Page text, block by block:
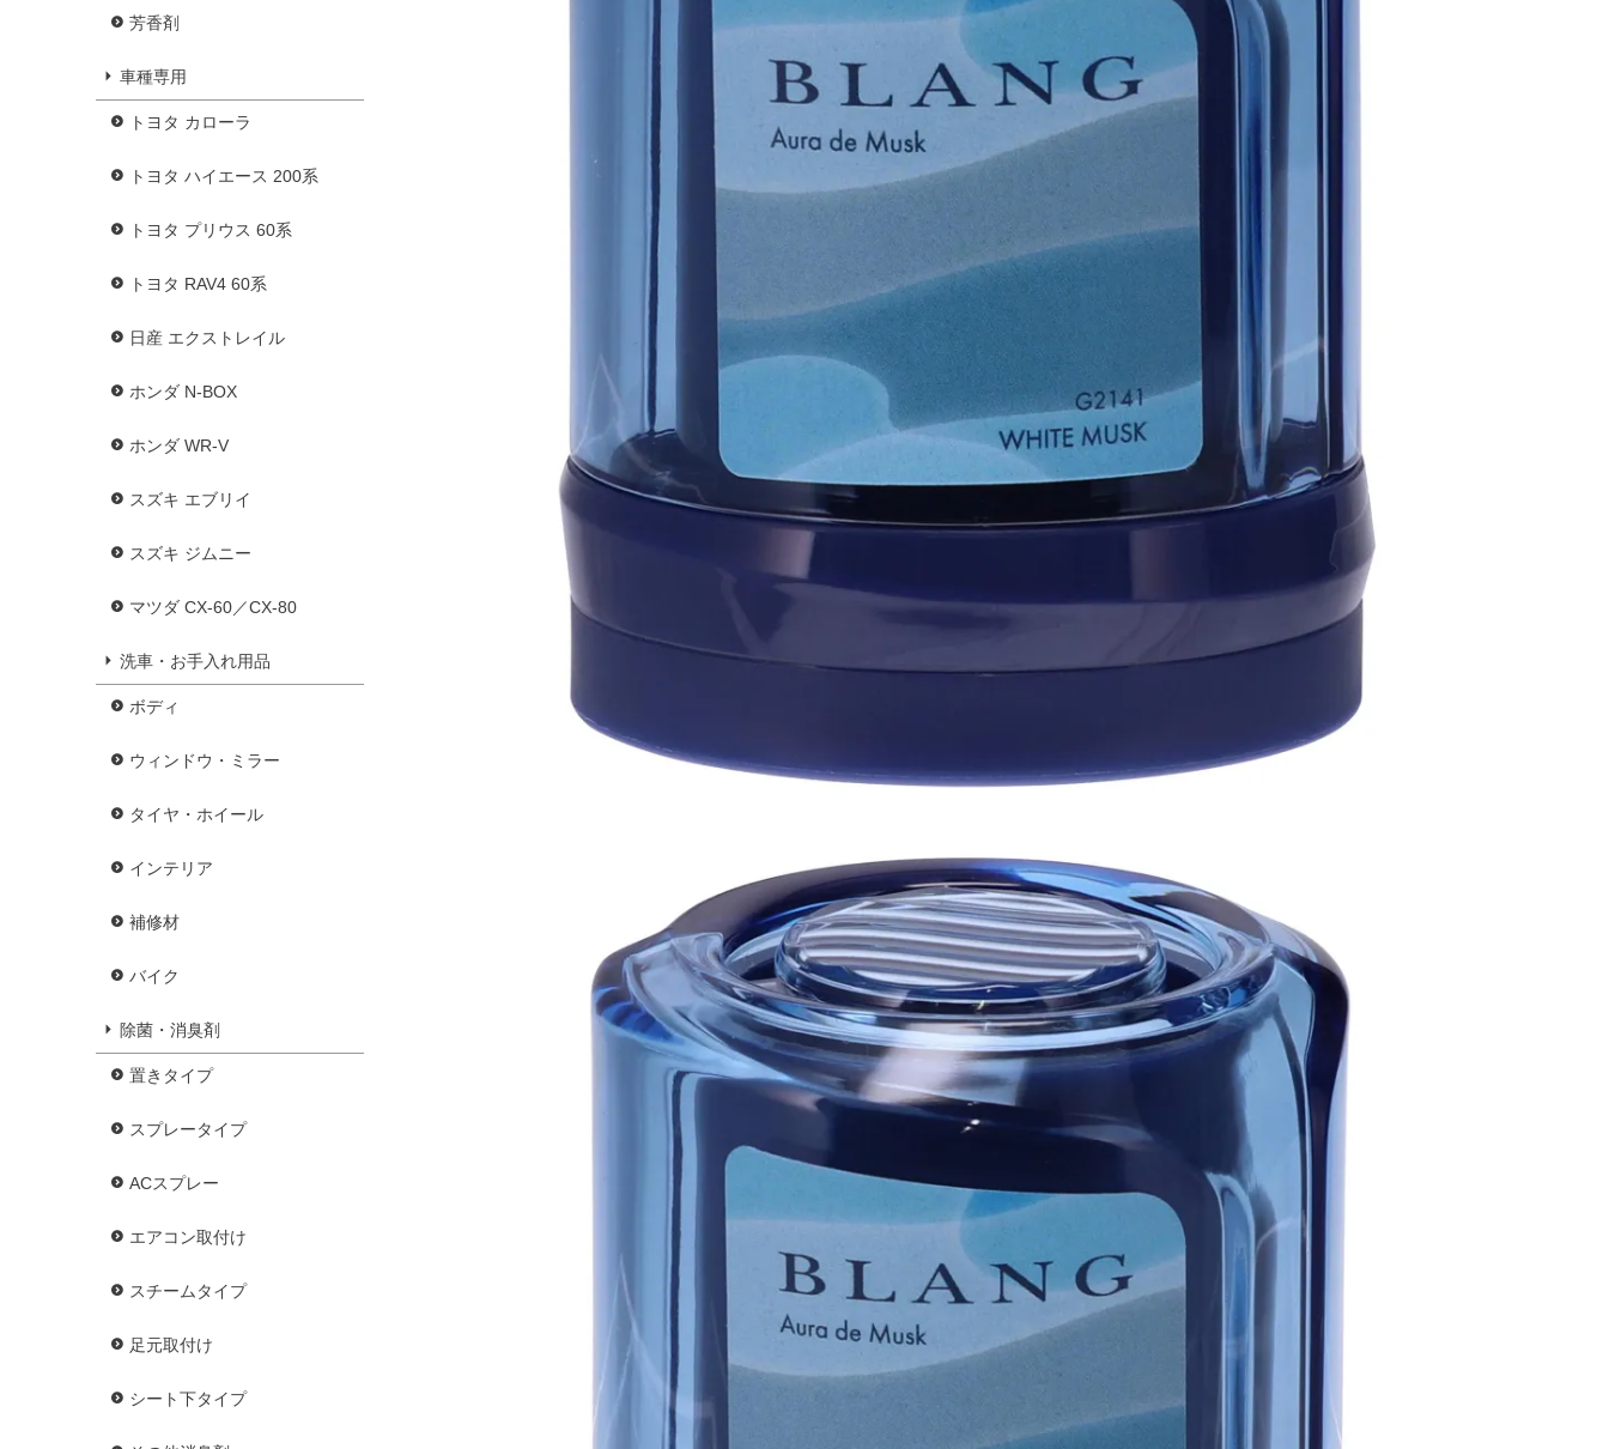
芳香剤
車種専用
トヨタ カローラ
トヨタ ハイエース 200系
トヨタ プリウス 60系
トヨタ RAV4 60系
日産 エクストレイル
ホンダ N-BOX
ホンダ WR-V
スズキ エブリイ
スズキ ジムニー
マツダ CX-60／CX-80
洗車・お手入れ用品
ボディ
ウィンドウ・ミラー
タイヤ・ホイール
インテリア
補修材
バイク
除菌・消臭剤
置きタイプ
スプレータイプ
ACスプレー
エアコン取付け
スチームタイプ
足元取付け
シート下タイプ